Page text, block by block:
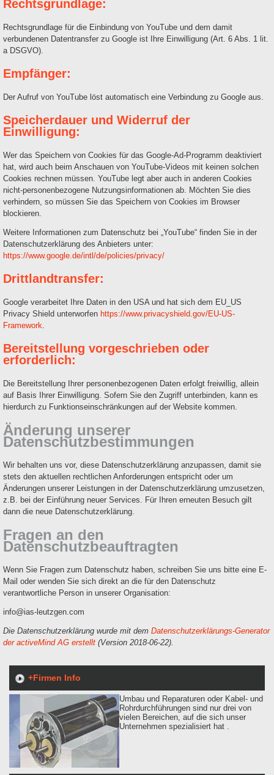
Rechtsgrundlage:
Rechtsgrundlage für die Einbindung von YouTube und dem damit
verbundenen Datentransfer zu Google ist Ihre Einwilligung (Art. 6 Abs. 1 lit.
a DSGVO).
Empfänger:
Der Aufruf von YouTube löst automatisch eine Verbindung zu Google aus.
Speicherdauer und Widerruf der
Einwilligung:
Wer das Speichern von Cookies für das Google-Ad-Programm deaktiviert
hat, wird auch beim Anschauen von YouTube-Videos mit keinen solchen
Cookies rechnen müssen. YouTube legt aber auch in anderen Cookies
nicht-personenbezogene Nutzungsinformationen ab. Möchten Sie dies
verhindern, so müssen Sie das Speichern von Cookies im Browser
blockieren.
Weitere Informationen zum Datenschutz bei „YouTube“ finden Sie in der
Datenschutzerklärung des Anbieters unter:
https://www.google.de/intl/de/policies/privacy/
Drittlandtransfer:
Google verarbeitet Ihre Daten in den USA und hat sich dem EU_US
Privacy Shield unterworfen https://www.privacyshield.gov/EU-US-
Framework
Bereitstellung vorgeschrieben oder
erforderlich:
Die Bereitstellung Ihrer personenbezogenen Daten erfolgt freiwillig, allein
auf Basis Ihrer Einwilligung. Sofern Sie den Zugriff unterbinden, kann es
hierdurch zu Funktionseinschränkungen auf der Website kommen.
Änderung unserer
Datenschutzbestimmungen
Wir behalten uns vor, diese Datenschutzerklärung anzupassen, damit sie
stets den aktuellen rechtlichen Anforderungen entspricht oder um
Änderungen unserer Leistungen in der Datenschutzerklärung umzusetzen,
z.B. bei der Einführung neuer Services. Für Ihren erneuten Besuch gilt
dann die neue Datenschutzerklärung.
Fragen an den
Datenschutzbeauftragten
Wenn Sie Fragen zum Datenschutz haben, schreiben Sie uns bitte eine E-
Mail oder wenden Sie sich direkt an die für den Datenschutz
verantwortliche Person in unserer Organisation:
info@ias-leutzgen.com
Die Datenschutzerklärung wurde mit demDatenschutzerklärungs-Generator
der activeMind AG erstellt (Version 2018-06-22).
+Firmen Info
Umbau und Reparaturen oder Kabel- und
Rohrdurchführungen sind nur drei von
vielen Bereichen, auf die sich unser
Unternehmen spezialisiert hat .